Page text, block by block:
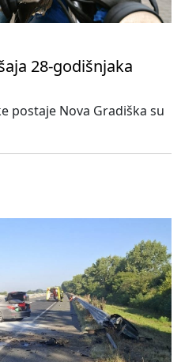
28-godišnjaka
postaje Nova Gradiška su